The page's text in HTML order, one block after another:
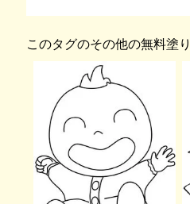
このタグのその他の無料塗